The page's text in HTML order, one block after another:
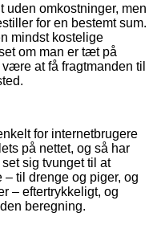
uden omkostninger, men
for en bestemt sum.
mindst kostelige
om man er tæt på
at få fragtmanden til
for internetbrugere
på nettet, og så har
sig tvunget til at
til drenge og piger, og
– eftertrykkeligt, og
beregning.